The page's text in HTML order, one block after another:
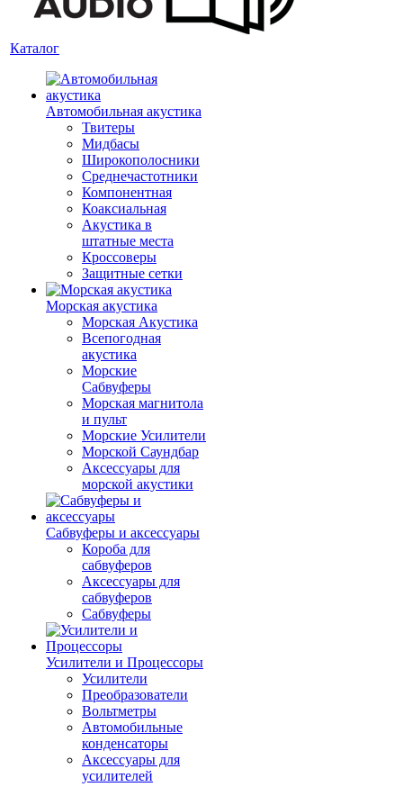
Каталог
Автомобильная акустика
Твитеры
Мидбасы
Широкополосники
Среднечастотники
Компонентная
Коаксиальная
Акустика в
штатные места
Кроссоверы
Защитные сетки
Морская акустика
Морская Акустика
Всепогодная
акустика
Морские
Сабвуферы
Морская магнитола
и пульт
Морские Усилители
Морской Cаундбар
Аксессуары для
морской акустики
Сабвуферы и аксессуары
Короба для
сабвуферов
Аксессуары для
сабвуферов
Сабвуферы
Усилители и Процессоры
Усилители
Преобразователи
Вольтметры
Автомобильные
конденсаторы
Аксессуары для
усилителей